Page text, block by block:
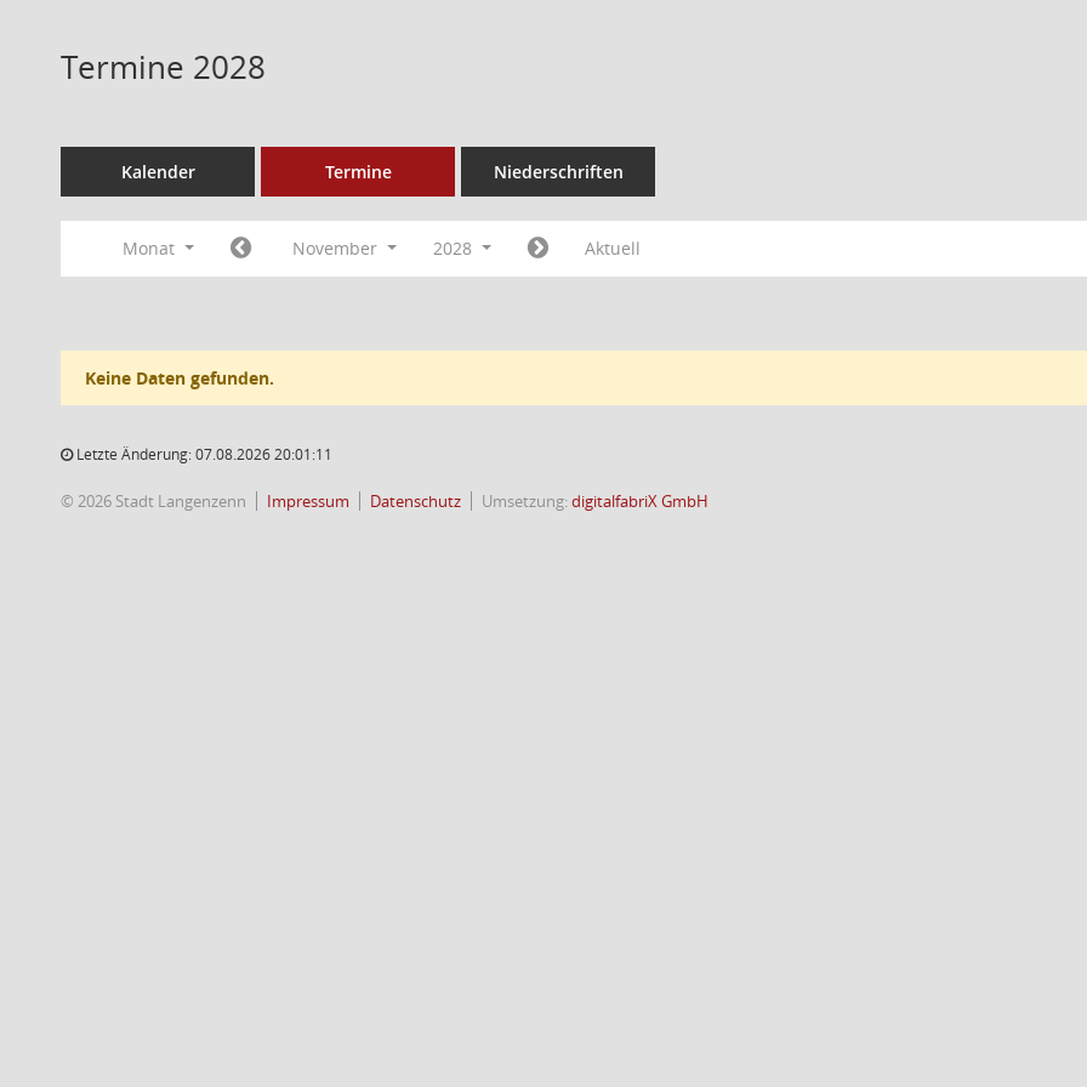
Termine 2028
Kalender Termine Niederschriften
Monat November 2028 Aktuell
Keine Daten gefunden.
Letzte Änderung: 07.08.2026 20:01:11
© 2026 Stadt Langenzenn Impressum Datenschutz Umsetzung:digitalfabriX GmbH